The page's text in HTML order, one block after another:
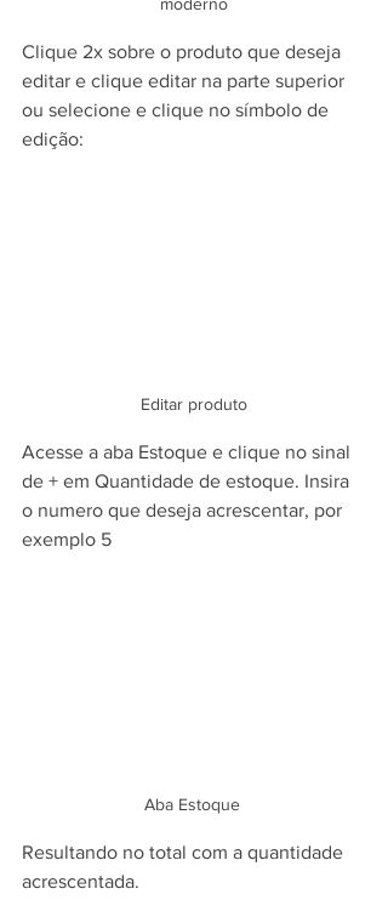
Clique 2x sobre o produto que deseja
editar e clique editar na parte superior
ou selecione e clique no símbolo de
edição:
Editar produto
Acesse a aba Estoque e clique no sinal
de + em Quantidade de estoque. Insira
o numero que deseja acrescentar, por
exemplo 5
Aba Estoque
Resultando no total com a quantidade
acrescentada.